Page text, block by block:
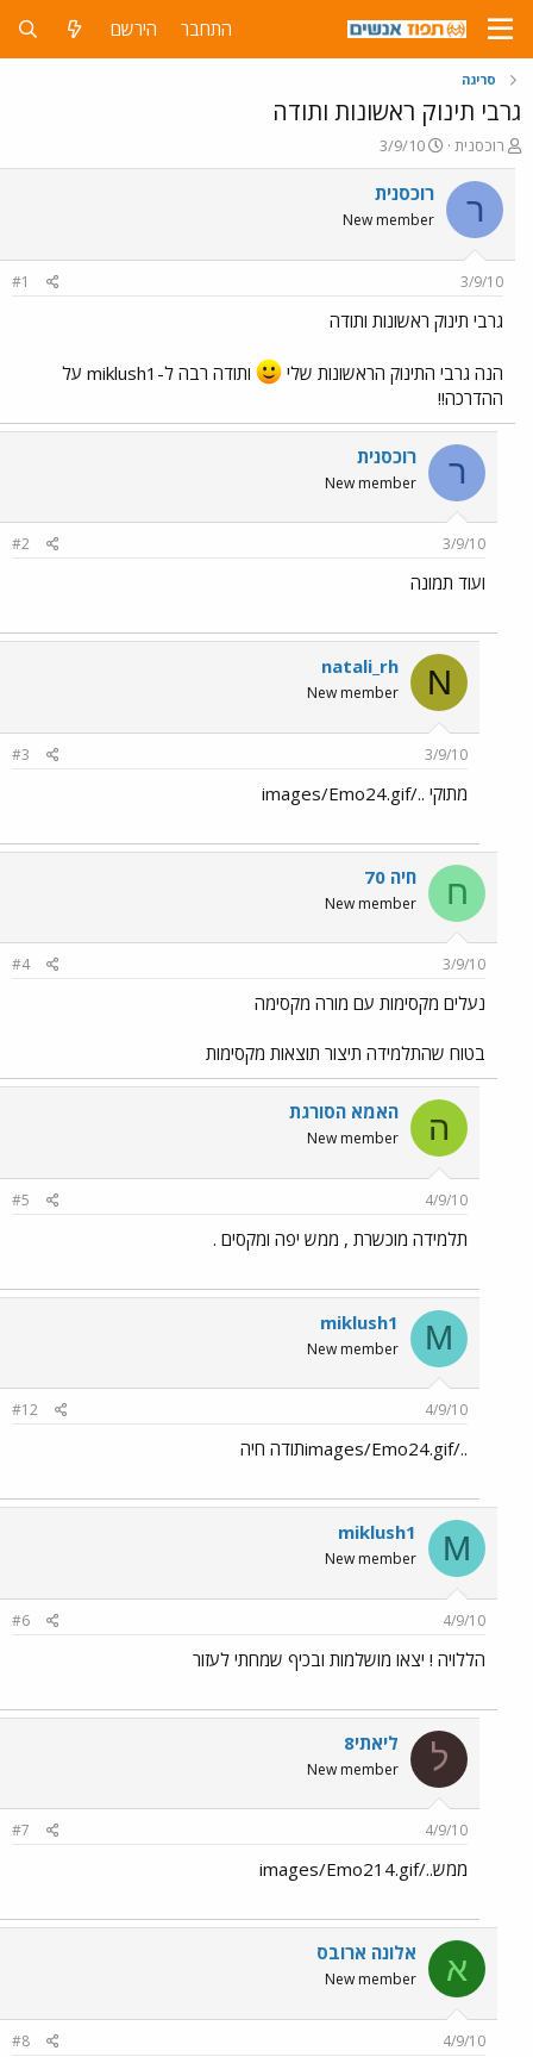
התחבר הירשם
סריגה
גרבי תינוק ראשונות ותודה
פ
ו
ת
ח
ה
ו
ש
א
רוכסנית
פ
ו
ר
ם
ר
3/9/10
ר רוכסנית
New member
3/9/10
#1
גרבי תינוק ראשונות ותודה
הנה גרבי התינוק הראשונות שלי
ותודה רבה ל-miklush1 על
ההדרכה!!
ר רוכסנית
New member
3/9/10
#2
ועוד תמונה
N
natali_rh
New member
3/9/10
#3
מתוקי ../images/Emo24.gif
ח חיה 70
New member
3/9/10
#4
נעלים מקסימות עם מורה מקסימה
בטוח שהתלמידה תיצור תוצאות מקסימות
ה האמא הסורגת
New member
4/9/10
#5
תלמידה מוכשרת , ממש יפה ומקסים .
M
miklush1
New member
4/9/10
#12
../images/Emo24.gifתודה חיה
M
miklush1
New member
4/9/10
#6
הללויה ! יצאו מושלמות ובכיף שמחתי לעזור
ל ליאתי8
New member
4/9/10
#7
ממש../images/Emo214.gif
א אלונה ארובס
New member
4/9/10
#8